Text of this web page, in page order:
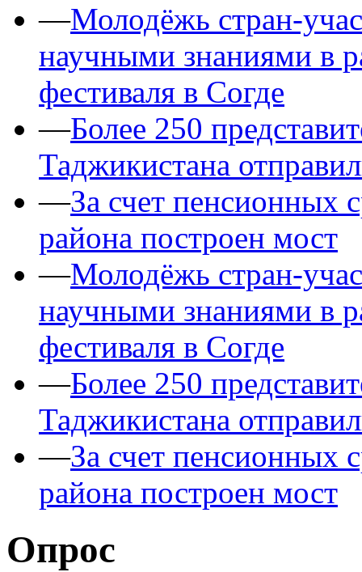
—Молодёжь стран-
научными знаниями в
фестиваля в Согде
—Более 250
Таджикистана
—За счет пенсионных
района построен мост
—Молодёжь стран-
научными знаниями в
фестиваля в Согде
—Более 250
Таджикистана
—За счет пенсионных
района построен мост
Опрос